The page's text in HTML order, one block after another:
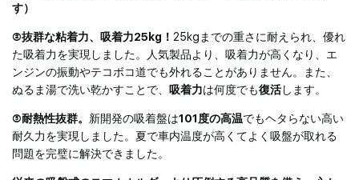
す）
②抜群な粘着力、吸着力25kg！ 25kgまでの重さに耐えられ、優れ
た吸着力を実現しました。人気製品より、吸着力が高くなり、エ
ンジンの振動やテコボコ道でも外れることがありません。また、
ぬるま湯で洗い乾かすことで、
吸着力は何度でも復活します。
③耐熱性抜群。 新開発の吸着盤は101度の高温でもヘタらない高い
耐久力を実現しました。夏で車内温度が高くてよく吸盤が取れる
問題を完璧に解決できました。